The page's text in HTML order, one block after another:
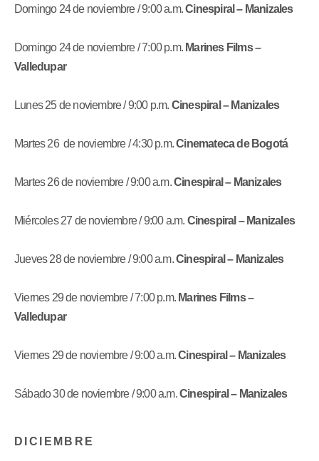
Domingo 24 de noviembre / 9:00 a.m.Cinespiral – Manizales
Domingo 24 de noviembre / 7:00 p.m. Marines Films –
Valledupar
Lunes 25 de noviembre / 9:00 p.m. Cinespiral – Manizales
Martes 26 de noviembre / 4:30 p.m.Cinemateca de Bogotá
Martes 26 de noviembre / 9:00 a.m.Cinespiral – Manizales
Miércoles 27 de noviembre / 9:00 a.m. Cinespiral – Manizales
Jueves 28 de noviembre / 9:00 a.m.Cinespiral – Manizales
Viernes 29 de noviembre / 7:00 p.m. Marines Films –
Valledupar
Viernes 29 de noviembre / 9:00 a.m.Cinespiral – Manizales
Sábado 30 de noviembre / 9:00 a.m.Cinespiral – Manizales
D I C I E M B R E